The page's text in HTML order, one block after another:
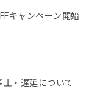
キャンペーン開始
・遅延について